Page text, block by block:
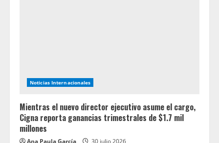
Noticias Internacionales
Mientras el nuevo director ejecutivo asume el cargo,
Cigna reporta ganancias trimestrales de $1.7 mil
millones